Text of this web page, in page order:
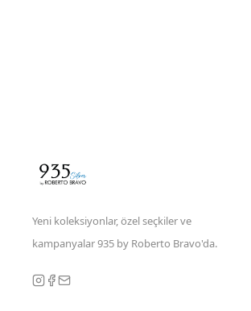
Yeni koleksiyonlar, özel seçkiler ve
kampanyalar 935 by Roberto Bravo'da.